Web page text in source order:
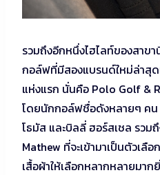
รวมถึงอีกหนึ่งไฮไลท์ของสาข
กอล์ฟที่มีสองแบรนด์ใหม่ล่าสุด
แห่งแรก นั่นคือ Polo Golf &
โดยนักกอล์ฟชื่อดังหลายๆ คน
โธมัส และบิลลี่ ฮอร์สเชล รว
Mathew ที่จะเข้ามาเป็นตัวเ
เสื้อผ้าให้เลือกหลากหลายมา